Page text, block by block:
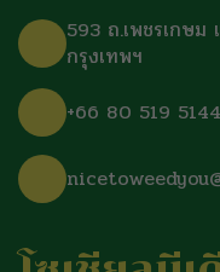
593 ถ.เพชรเกษม
กรุงเทพฯ
+66 80 519 5144